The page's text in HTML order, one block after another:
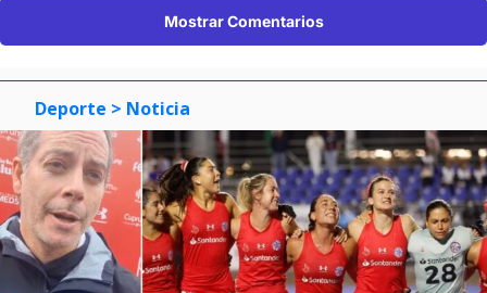
Mostrar Comentarios
Deporte > Noticia